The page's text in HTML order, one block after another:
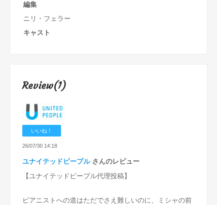
編集
ニリ・フェラー
キャスト
Review(1)
いいね！
26/07/30 14:18
ユナイテッドピープルさんのレビュー
【ユナイテッドピープル代理投稿】
ピアニストへの道はただでさえ難しいのに、ミシャの前